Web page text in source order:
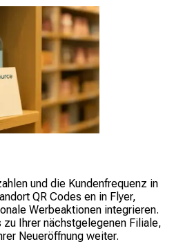
und die Kundenfrequenz in
QR Codes en in Flyer,
Werbeaktionen integrieren.
zu Ihrer nächstgelegenen Filiale,
Neueröffnung weiter.